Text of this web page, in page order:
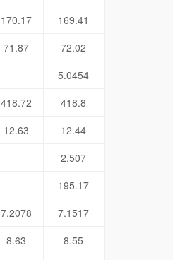
170.17
169.41
71.87
72.02
5.0454
418.72
418.8
12.63
12.44
2.507
195.17
7.2078
7.1517
8.63
8.55